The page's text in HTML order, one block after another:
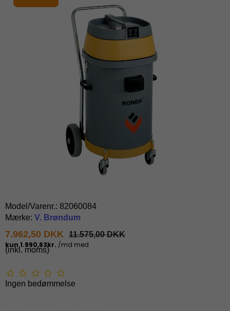
Model/Varenr.: 82060084
Mærke: V. Brøndum
7.962,50 DKK 11.575,00 DKK
(inkl. moms)
Ingen bedømmelse